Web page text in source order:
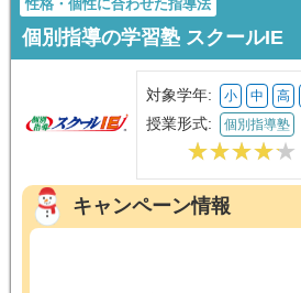
性格・個性に合わせた指導法
個別指導の学習塾 スクールIE
対象学年: 小 中 高
授業形式: 個別指導塾
キャンペーン情報